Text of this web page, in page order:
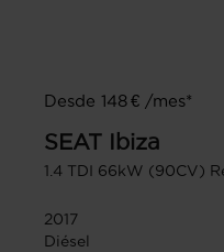
Desde 148 € /mes*
SEAT
Ibiza
1.4 TDI 66kW (90CV)
2017
Diésel